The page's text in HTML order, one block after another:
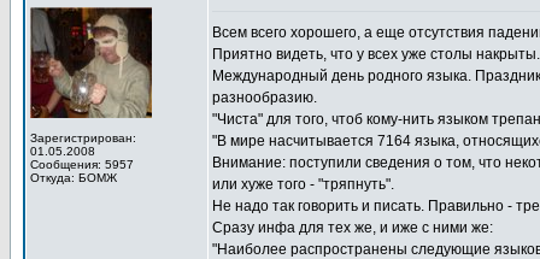
Зарегистрирован:
01.05.2008
Сообщения: 5957
Откуда: БОМЖ
Всем всего хорошего, а еще отсутствия
Приятно видеть, что у всех уже столы
Международный день родного языка.
разнообразию.
"Чиста" для того, чтоб кому-нить языком
"В мире насчитывается 7164 языка,
Внимание: поступили сведения о том, что
или хуже того - "тряпнуть".
Не надо так говорить и писать. Правильно -
Сразу инфа для тех же, и иже с ними же:
"Наиболее распространены следующие